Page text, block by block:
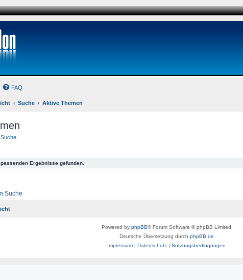
FAQ
Suche Aktive Themen
Ergebnisse gefunden.
Suche
Powered by phpBB® Forum Software © phpBB Limited
Deutsche Übersetzung durch phpBB.de
Impressum | Datenschutz | Nutzungsbedingungen